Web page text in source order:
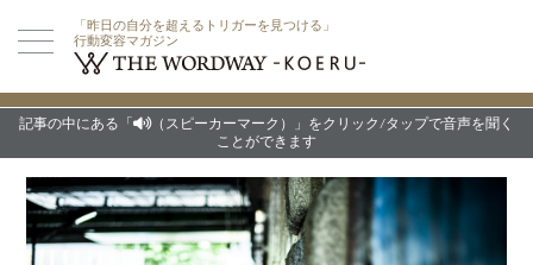
「昨日の自分を超えるトリガーを見つける」
行動変容マガジン
記事の中にある「
（スピーカーマーク）」をクリック/タップで音声を聞く
ことができます